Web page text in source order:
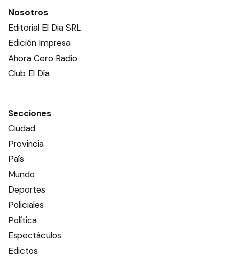
Nosotros
Editorial El Dia SRL
Edición Impresa
Ahora Cero Radio
Club El Día
Secciones
Ciudad
Provincia
País
Mundo
Deportes
Policiales
Política
Espectáculos
Edictos